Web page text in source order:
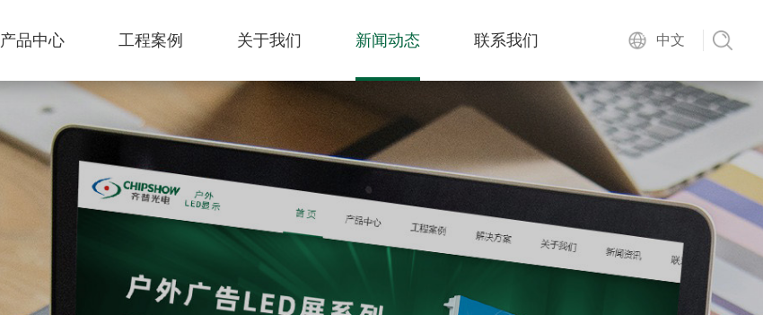
产品中心 工程案例 关于我们 新闻动态 联系我们 中文